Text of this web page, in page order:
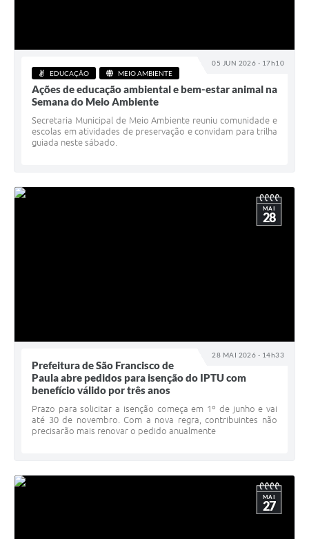
05 JUN 2026 - 17h10
EDUCAÇÃO MEIO AMBIENTE
Ações de educação ambiental e bem-estar animal na
Semana do Meio Ambiente
Secretaria Municipal de Meio Ambiente reuniu comunidade e
escolas em atividades de preservação e convidam para trilha
guiada neste sábado.
28 MAI 2026 - 14h33
MAI
28
Prefeitura de São Francisco de
Paula abre pedidos para isenção do IPTU com
benefício válido por três anos
Prazo para solicitar a isenção começa em 1º de junho e vai
até 30 de novembro. Com a nova regra, contribuintes não
precisarão mais renovar o pedido anualmente
MAI
27